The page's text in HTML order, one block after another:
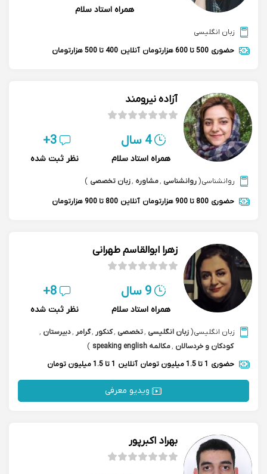
همراه استاد سلام
زبان انگلیسی
حضوری 500 تا 600 هزارتومان آنلاین 400 تا 500 هزارتومان
آزاده نیرومند
4 سال
همراه استاد سلام
3+
نظر ثبت شده
روانشناسی(روانشناسی ,مشاوره ,زبان تخصصی )
حضوری 800 تا 900 هزارتومان آنلاین 800 تا 900 هزارتومان
زهرا ابوالقاسم طهرانی
9 سال
همراه استاد سلام
8+
نظر ثبت شده
زبان انگلیسی(زبان انگلیسی ,تخصصی ,کنکور ,گرامر ,دبیرستان ,
کودکان و خردسالان ,مکالمه speaking english
)
حضوری 1 تا 1.5 میلیون تومان آنلاین 1 تا 1.5 میلیون تومان
ویدیو معرفی
بهراد اکبرپور